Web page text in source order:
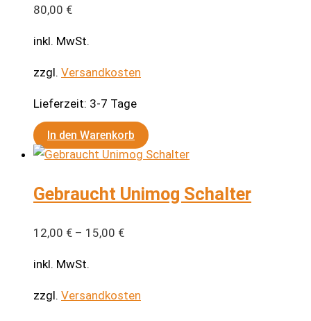
80,00 €
inkl. MwSt.
zzgl. Versandkosten
Lieferzeit: 3-7 Tage
In den Warenkorb
Gebraucht Unimog Schalter
12,00 € – 15,00 €
inkl. MwSt.
zzgl. Versandkosten